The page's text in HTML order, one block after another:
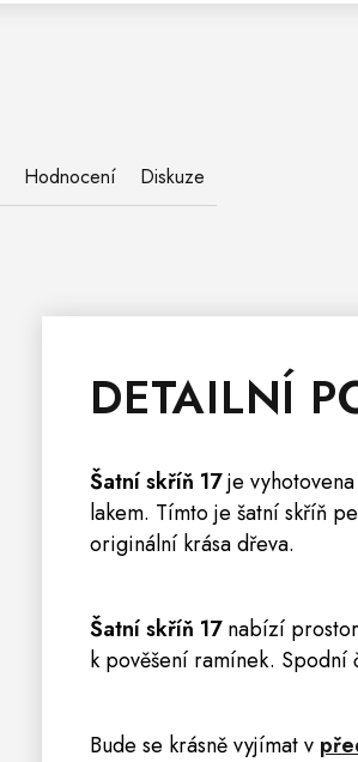
Hodnocení Diskuze
DETAILNÍ
Šatnískříň 17je
lakem. Tímto je šatní skříň
originální krása dřeva.
Šatní skříň 17nabízí prostor
k pověšení ramínek. Spodní
Bude se krásně vyjímat v